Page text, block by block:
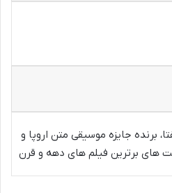
برنده جایزه موسیقی متن اروپا و
های برترین فیلم های دهه و قرن